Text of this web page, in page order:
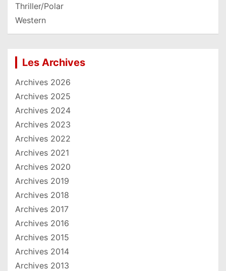
Thriller/Polar
Western
Les Archives
Archives 2026
Archives 2025
Archives 2024
Archives 2023
Archives 2022
Archives 2021
Archives 2020
Archives 2019
Archives 2018
Archives 2017
Archives 2016
Archives 2015
Archives 2014
Archives 2013